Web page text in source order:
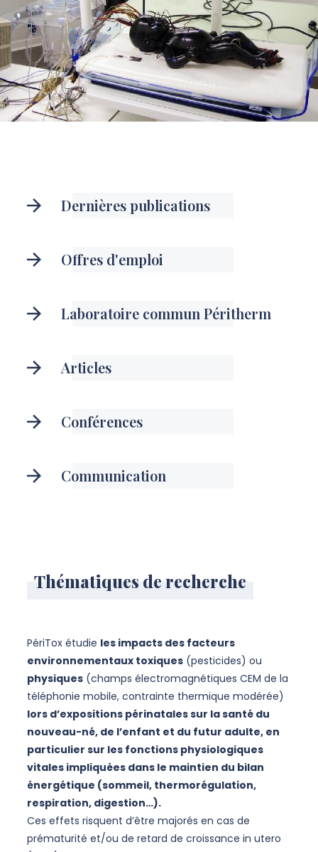
Dernières publications
Offres d'emploi
Laboratoire commun Péritherm
Articles
Conférences
Communication
Thématiques de recherche
PériTox étudie les impacts des facteurs
environnementaux toxiques(pesticides) ou
physiques(champs électromagnétiques CEM de la
téléphonie mobile, contrainte thermique modérée)
lors d’expositions périnatales sur la santé du
nouveau-né, de l’enfant et du futur adulte, en
particulier sur les fonctions physiologiques
vitales impliquées dans le maintien du bilan
énergétique (sommeil, thermorégulation,
respiration, digestion…).
Ces effets risquent d’être majorés en cas de
prématurité et/ou de retard de croissance in utero